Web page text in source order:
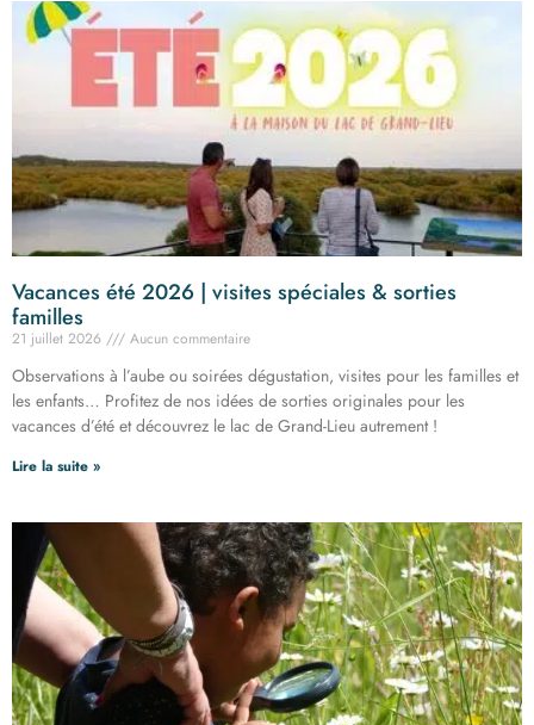
Vacances été 2026 | visites spéciales & sorties
familles
21 juillet 2026 Aucun commentaire
Observations à l’aube ou soirées dégustation, visites pour les familles et
les enfants… Profitez de nos idées de sorties originales pour les
vacances d’été et découvrez le lac de Grand-Lieu autrement !
Lire la suite »